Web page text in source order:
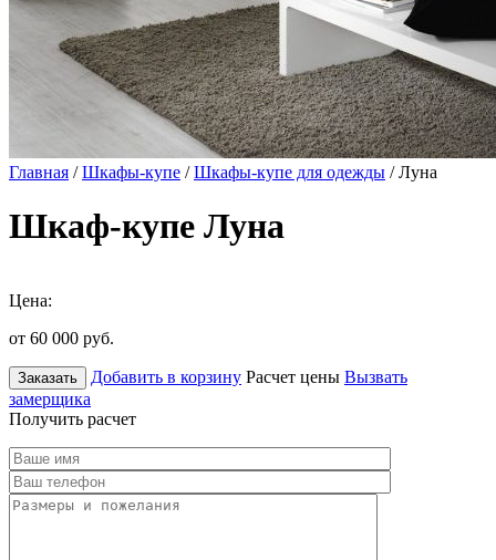
Главная /Шкафы-купе /Шкафы-купе для одежды / Луна
Шкаф-купе Луна
Цена:
от 60 000 руб.
Заказать Добавить в корзину Расчет цены Вызвать
замерщика
Получить расчет